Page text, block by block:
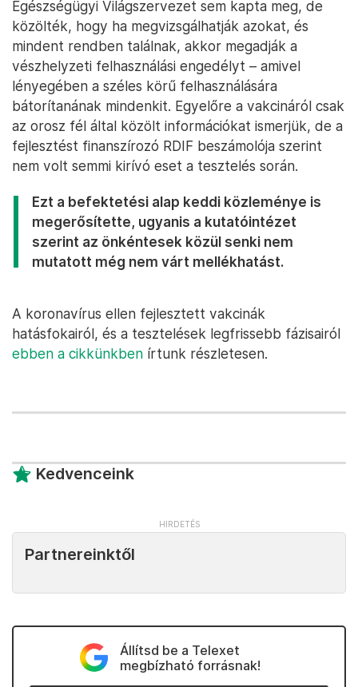
Egészségügyi Világszervezet sem kapta meg, de
közölték, hogy ha megvizsgálhatják azokat, és
mindent rendben találnak, akkor megadják a
vészhelyzeti felhasználási engedélyt – amivel
lényegében a széles körű felhasználására
bátorítanának mindenkit. Egyelőre a vakcináról csak
az orosz fél által közölt információkat ismerjük, de a
fejlesztést finanszírozó RDIF beszámolója szerint
nem volt semmi kirívó eset a tesztelés során.
Ezt a befektetési alap keddi közleménye is
megerősítette, ugyanis a kutatóintézet
szerint az önkéntesek közül senki nem
mutatott még nem várt mellékhatást.
A koronavírus ellen fejlesztett vakcinák
hatásfokairól, és a tesztelések legfrissebb fázisairól
ebben a cikkünkben írtunk részletesen.
Kedvenceink
Partnereinktől
Állítsd be a Telexet
megbízható forrásnak!